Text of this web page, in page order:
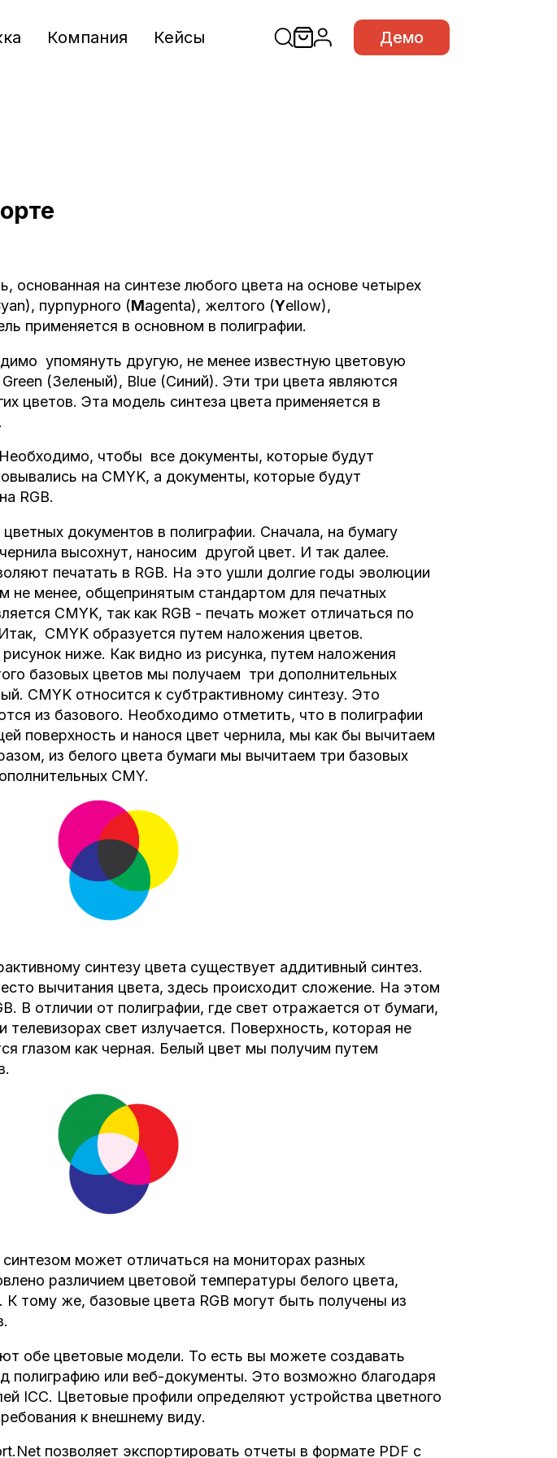
Компания Кейсы Демо
основанная на синтезе любого цвета на основе четырех
yan), пурпурного (Magenta), желтого (Yellow),
применяется в основном в полиграфии.
упомянуть другую, не менее известную цветовую
(Зеленый), Blue (Синий). Эти три цвета являются
цветов. Эта модель синтеза цвета применяется в
Необходимо, чтобы все документы, которые будут
на CMYK, а документы, которые будут
RGB.
документов в полиграфии. Сначала, на бумагу
высохнут, наносим другой цвет. И так далее.
печатать в RGB. На это ушли долгие годы эволюции
не менее, общепринятым стандартом для печатных
CMYK, так как RGB - печать может отличаться по
CMYK образуется путем наложения цветов.
ниже. Как видно из рисунка, путем наложения
базовых цветов мы получаем три дополнительных
CMYK относится к субтрактивному синтезу. Это
из базового. Необходимо отметить, что в полиграфии
поверхность и нанося цвет чернила, мы как бы вычитаем
из белого цвета бумаги мы вычитаем три базовых
CMY.
синтезу цвета существует аддитивный синтез.
вычитания цвета, здесь происходит сложение. На этом
В отличии от полиграфии, где свет отражается от бумаги,
свет излучается. Поверхность, которая не
глазом как черная. Белый цвет мы получим путем
может отличаться на мониторах разных
различием цветовой температуры белого цвета,
К тому же, базовые цвета RGB могут быть получены из
обе цветовые модели. То есть вы можете создавать
полиграфию или веб-документы. Это возможно благодаря
ICC. Цветовые профили определяют устройства цветного
к внешнему виду.
позволяет экспортировать отчеты в формате PDF с